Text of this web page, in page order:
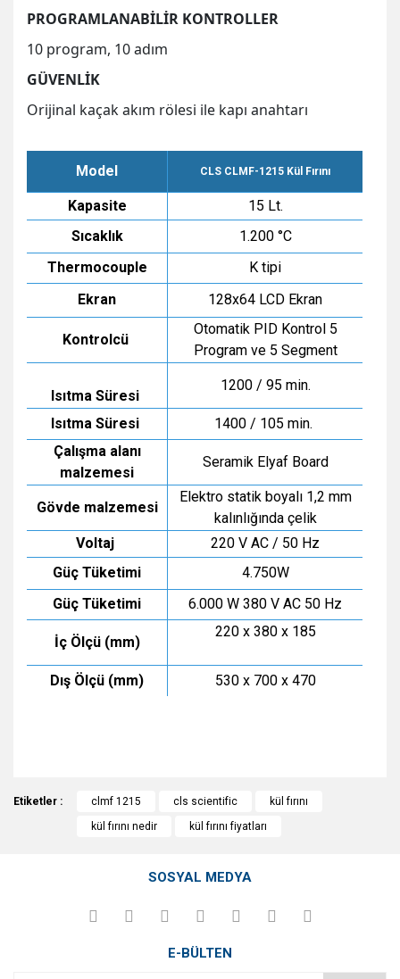
PROGRAMLANABİLİR KONTROLLER
10 program, 10 adım
GÜVENLİK
Orijinal kaçak akım rölesi ile kapı anahtarı
Model CLS CLMF-1215 Kül Fırını
Kapasite
15 Lt.
Sıcaklık
1.200 °C
Thermocouple
K tipi
Ekran
128x64 LCD Ekran
Kontrolcü
Otomatik PID Kontrol 5
Program ve 5 Segment
Isıtma Süresi
1200 / 95 min.
Isıtma Süresi
1400 / 105 min.
Çalışma alanı
malzemesi
Seramik Elyaf Board
Gövde malzemesi
Elektro statik boyalı 1,2 mm
kalınlığında çelik
Voltaj
220 V AC / 50 Hz
Güç Tüketimi
4.750W
Güç Tüketimi
6.000 W 380 V AC 50 Hz
İç Ölçü (mm)
220 x 380 x 185
Dış Ölçü (mm) 530 x 700 x 470
konularda yetersiz gördüğünüz noktaları öneri formunu
kullanarak tarafımıza iletebilirsiniz.
Görüş ve önerileriniz için teşekkür ederiz.
Ürün resmi kalitesiz, bozuk veya görüntülenemiyor.
Ürün fiyatı diğer sitelerden daha pahalı.
Etiketler : clmf 1215 cls scientific
kül fırını
kül fırını nedir
kül fırını fiyatları
SOSYAL MEDYA
E-BÜLTEN